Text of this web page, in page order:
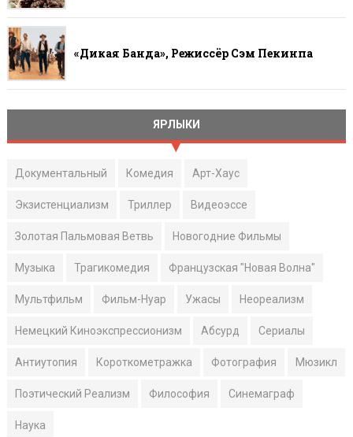
«Дикая Банда», Режиссёр Сэм Пекинпа
ЯРЛЫКИ
Документальный Комедия Арт-Хаус
Экзистенциализм Триллер Видеоэссе
Золотая Пальмовая Ветвь Новогодние Фильмы
Музыка Трагикомедия Французская "Новая Волна"
Мультфильм Фильм-Нуар Ужасы Неореализм
Немецкий Киноэкспрессионизм Абсурд Сериалы
Антиутопия Короткометражка Фотография Мюзикл
Поэтический Реализм Философия Синемаграф
Наука